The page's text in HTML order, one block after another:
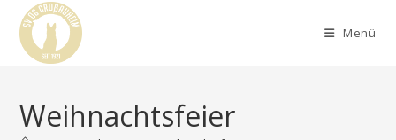
Menü
Weihnachtsfeier